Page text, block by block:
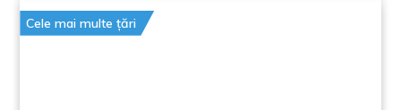
Cele mai multe țări